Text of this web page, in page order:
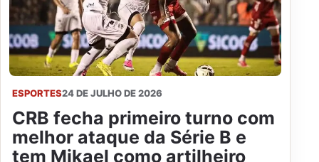
ESPORTES24 DE JULHO DE 2026
CRB fecha primeiro turno com
melhor ataque da Série B e
tem Mikael como artilheiro